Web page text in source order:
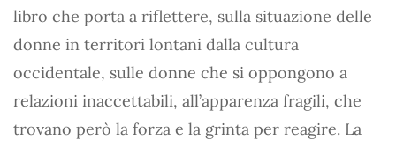
libro che porta a riflettere, sulla situazione delle
donne in territori lontani dalla cultura
occidentale, sulle donne che si oppongono a
relazioni inaccettabili, all’apparenza fragili, che
trovano però la forza e la grinta per reagire. La